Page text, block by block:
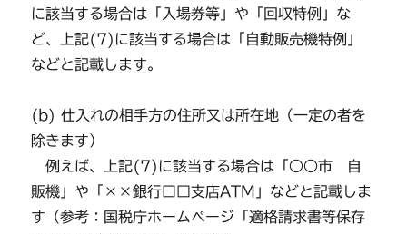
に該当する場合は「入場券等」や「回収特例」な
ど、上記(7)に該当する場合は「自動販売機特例」
などと記載します。
(b) 仕入れの相手方の住所又は所在地（一定の者を
除きます）
例えば、上記(7)に該当する場合は「○○市 自
販機」や「××銀行□□支店ATM」などと記載しま
す（参考：国税庁ホームページ「適格請求書等保存